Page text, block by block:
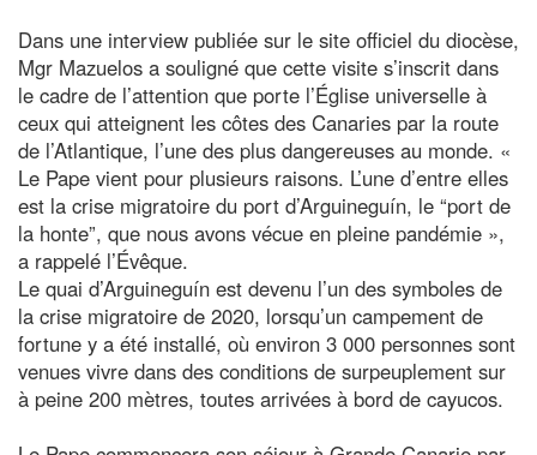
Dans une interview publiée sur le site officiel du diocèse,
Mgr Mazuelos a souligné que cette visite s’inscrit dans
le cadre de l’attention que porte l’Église universelle à
ceux qui atteignent les côtes des Canaries par la route
de l’Atlantique, l’une des plus dangereuses au monde. «
Le Pape vient pour plusieurs raisons. L’une d’entre elles
est la crise migratoire du port d’Arguineguín, le “port de
la honte”, que nous avons vécue en pleine pandémie »,
a rappelé l’Évêque.
Le quai d’Arguineguín est devenu l’un des symboles de
la crise migratoire de 2020, lorsqu’un campement de
fortune y a été installé, où environ 3 000 personnes sont
venues vivre dans des conditions de surpeuplement sur
à peine 200 mètres, toutes arrivées à bord de cayucos.